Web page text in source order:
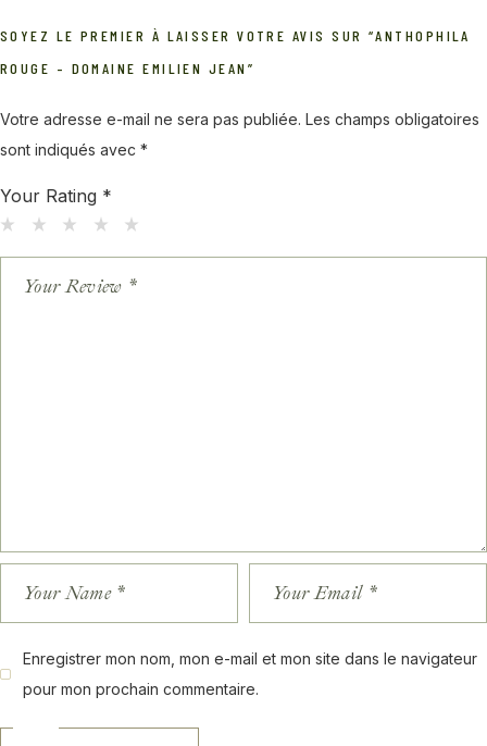
SOYEZ LE PREMIER À LAISSER VOTRE AVIS SUR “ANTHOPHILA
ROUGE – DOMAINE EMILIEN JEAN”
Votre adresse e-mail ne sera pas publiée. Les champs obligatoires
sont indiqués avec *
Your Rating *
Enregistrer mon nom, mon e-mail et mon site dans le navigateur
pour mon prochain commentaire.